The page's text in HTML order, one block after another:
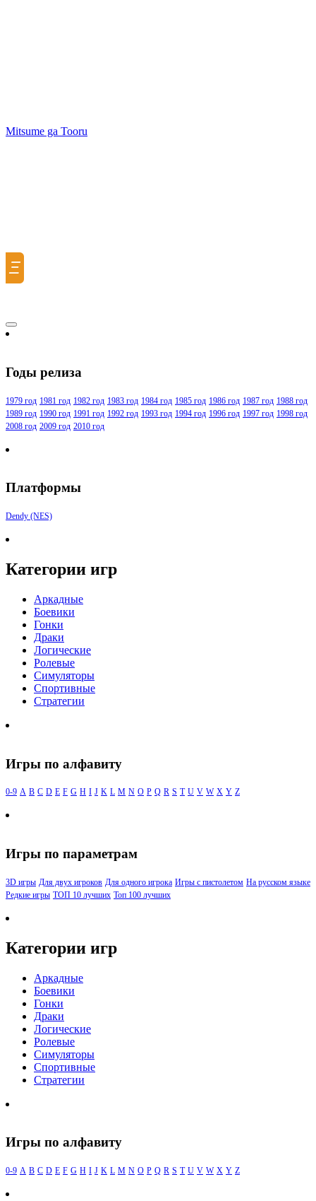
Mitsume ga Tooru
Ξ
Годы релиза
1979 год 1981 год 1982 год 1983 год 1984 год 1985 год 1986 год 1987 год 1988 год
1989 год 1990 год 1991 год 1992 год 1993 год 1994 год 1996 год 1997 год 1998 год
2008 год 2009 год 2010 год
Платформы
Dendy (NES)
Категории игр
Аркадные
Боевики
Гонки
Драки
Логические
Ролевые
Симуляторы
Спортивные
Стратегии
Игры по алфавиту
0-9 A B C D E F G H I J K L M N O P Q R S T U V W X Y Z
Игры по параметрам
3D игры Для двух игроков Для одного игрока Игры с пистолетом На русском языке
Редкие игры ТОП 10 лучших Топ 100 лучших
Категории игр
Аркадные
Боевики
Гонки
Драки
Логические
Ролевые
Симуляторы
Спортивные
Стратегии
Игры по алфавиту
0-9 A B C D E F G H I J K L M N O P Q R S T U V W X Y Z